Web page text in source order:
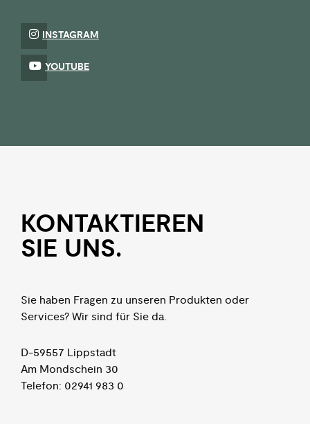
INSTAGRAM
YOUTUBE
KON­TAKTIEREN
SIE UNS.
Sie haben Fragen zu unseren Produkten oder
Services? Wir sind für Sie da.
D-59557 Lippstadt
Am Mondschein 30
Telefon: 02941 983 0